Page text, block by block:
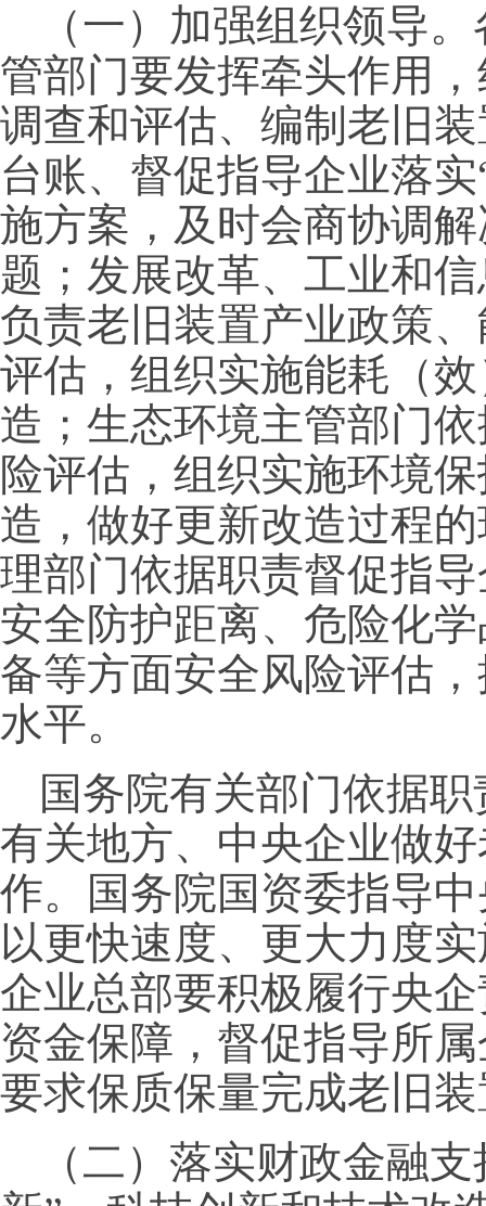
（一）加强组织领导
管部门要发挥牵头作用
调查和评估、编制老旧
台账、督促指导企业落
施方案，及时会商协调
题；发展改革、工业和
负责老旧装置产业政策
评估，组织实施能耗（
造；生态环境主管部门
险评估，组织实施环境
造，做好更新改造过程
理部门依据职责督促指
安全防护距离、危险化
备等方面安全风险评估
水平。
国务院有关部门依据
有关地方、中央企业做
作。国务院国资委指导
以更快速度、更大力度
企业总部要积极履行央
资金保障，督促指导所
要求保质保量完成老旧
（二）落实财政金融